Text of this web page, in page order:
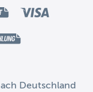
Deutschland